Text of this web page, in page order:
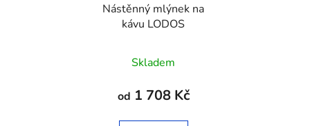
Nástěnný mlýnek na
kávu LODOS
Skladem
od 1 708 Kč